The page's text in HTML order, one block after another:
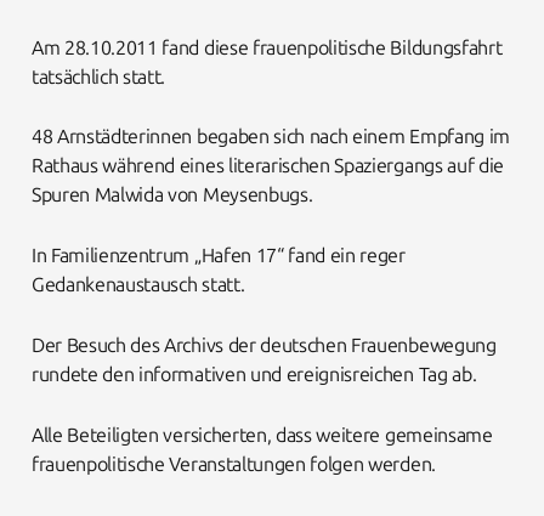
Am 28.10.2011 fand diese frauenpolitische Bildungsfahrt
tatsächlich statt.
48 Arnstädterinnen begaben sich nach einem Empfang im
Rathaus während eines literarischen Spaziergangs auf die
Spuren Malwida von Meysenbugs.
In Familienzentrum „Hafen 17“ fand ein reger
Gedankenaustausch statt.
Der Besuch des Archivs der deutschen Frauenbewegung
rundete den informativen und ereignisreichen Tag ab.
Alle Beteiligten versicherten, dass weitere gemeinsame
frauenpolitische Veranstaltungen folgen werden.